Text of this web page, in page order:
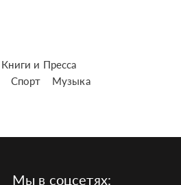
Книги и Пресса
Спорт Музыка
Мы в соцсетях: